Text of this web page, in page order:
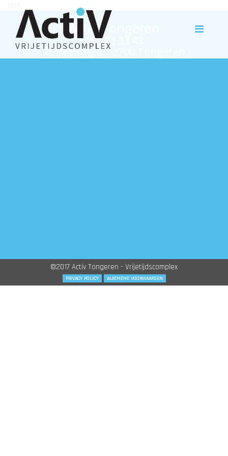
Activ Tongeren
012 23 33 43
Rutterweg 63, 3700 Tongeren
©2017 Activ Tongeren - Vrijetijdscomplex
PRIVACY POLICY ALGEMENE VOORWAARDEN